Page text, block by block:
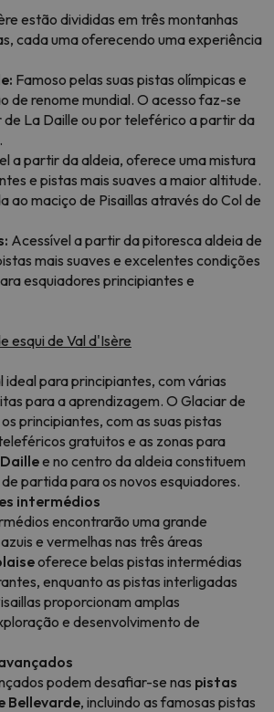
estão divididas em três montanhas
cada uma oferecendo uma experiência
Famoso pelas suas pistas olímpicas e
de renome mundial. O acesso faz-se
La Daille ou por teleférico a partir da
a partir da aldeia, oferece uma mistura
e pistas mais suaves a maior altitude.
ao maciço de Pisaillas através do Col de
Acessível a partir da pitoresca aldeia de
mais suaves e excelentes condições
esquiadores principiantes e
esqui de Val d'Isère
ideal para principiantes, com várias
para a aprendizagem. O Glaciar de
principiantes, com as suas pistas
gratuitos e as zonas para
e no centro da aldeia constituem
partida para os novos esquiadores.
intermédios
encontrarão uma grande
e vermelhas nas três áreas
oferece belas pistas intermédias
enquanto as pistas interligadas
proporcionam amplas
e desenvolvimento de
podem desafiar-se nas pistas
Bellevarde, incluindo as famosas pistas